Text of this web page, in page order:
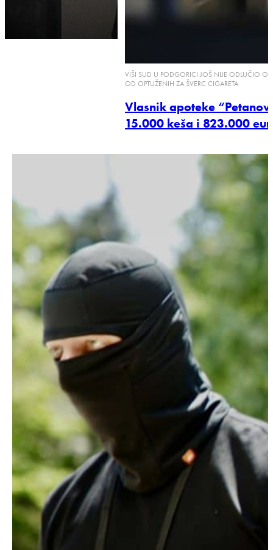
VIŠI SUD U PODGORICI JOŠ NIJE ODLUČIO O
OD OPTUŽENIH ZA ŠVERC CIGARETA
Vlasnik apoteke
15.000 keša i 823.000